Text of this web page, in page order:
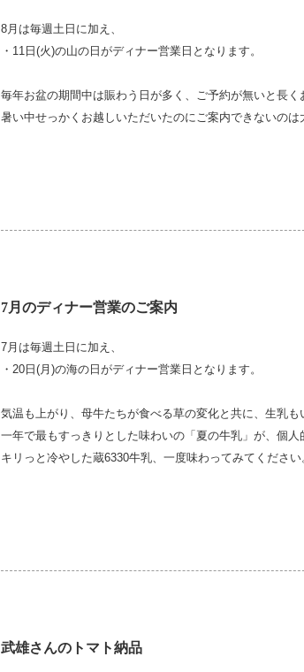
8月は毎週土日に加え、
・11日(火)の山の日がディナー営業日となります。
毎年お盆の期間中は賑わう日が多く、ご予約が無いと長
暑い中せっかくお越しいただいたのにご案内できないの
7月のディナー営業のご案内
7月は毎週土日に加え、
・20日(月)の海の日がディナー営業日となります。
気温も上がり、母牛たちが食べる草の変化と共に、生乳も
一年で最もすっきりとした味わいの「夏の牛乳」が、個人
キリっと冷やした蔵6330牛乳、一度味わってみてください
武雄さんのトマト納品